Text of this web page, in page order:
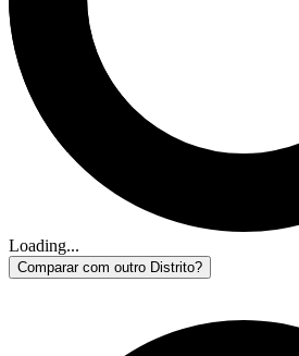
Loading...
Comparar com outro Distrito?